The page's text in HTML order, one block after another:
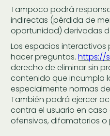
Tampoco podrá
indirectas (pérdida de
oportunidad) derivadas
Los espacios interactivos
hacer preguntas.https://
derecho de eliminar sin
contenido que incumpla
especialmente normas
También podrá ejercer
contra el usuario en caso
ofensivos, difamatorios